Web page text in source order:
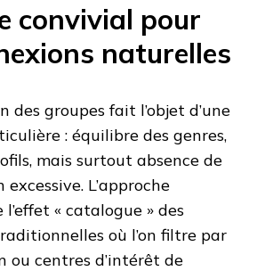
convivial pour
naturelles
des groupes fait l’objet d’une
: équilibre des genres,
mais surtout absence de
L’approche
« catalogue » des
où l’on filtre par
ou centres d’intérêt de